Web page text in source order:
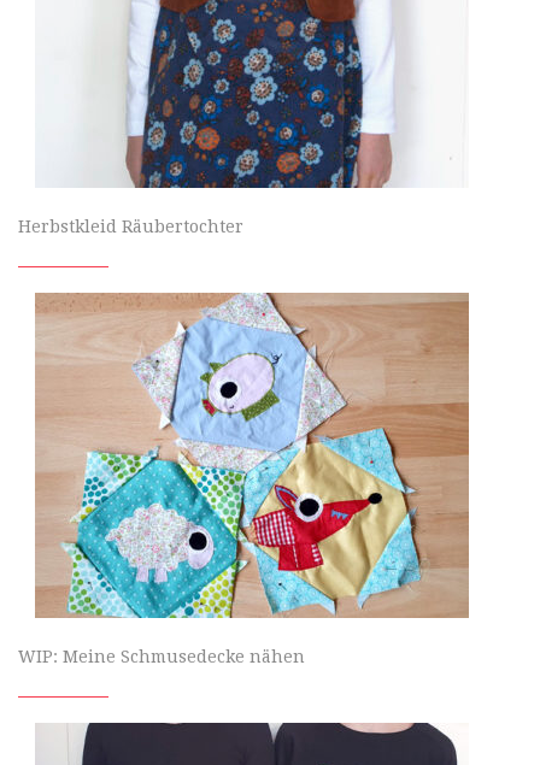
Herbstkleid Räubertochter
WIP: Meine Schmusedecke nähen